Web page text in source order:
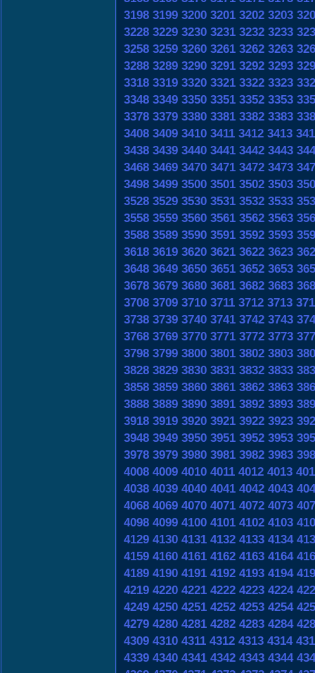
3198 3199 3200 3201 3202 3203
3228 3229 3230 3231 3232 3233
3258 3259 3260 3261 3262 3263
3288 3289 3290 3291 3292 3293
3318 3319 3320 3321 3322 3323
3348 3349 3350 3351 3352 3353
3378 3379 3380 3381 3382 3383
3408 3409 3410 3411 3412 3413
3438 3439 3440 3441 3442 3443
3468 3469 3470 3471 3472 3473
3498 3499 3500 3501 3502 3503
3528 3529 3530 3531 3532 3533
3558 3559 3560 3561 3562 3563
3588 3589 3590 3591 3592 3593
3618 3619 3620 3621 3622 3623
3648 3649 3650 3651 3652 3653
3678 3679 3680 3681 3682 3683
3708 3709 3710 3711 3712 3713
3738 3739 3740 3741 3742 3743
3768 3769 3770 3771 3772 3773
3798 3799 3800 3801 3802 3803
3828 3829 3830 3831 3832 3833
3858 3859 3860 3861 3862 3863
3888 3889 3890 3891 3892 3893
3918 3919 3920 3921 3922 3923
3948 3949 3950 3951 3952 3953
3978 3979 3980 3981 3982 3983
4008 4009 4010 4011 4012 4013
4038 4039 4040 4041 4042 4043
4068 4069 4070 4071 4072 4073
4098 4099 4100 4101 4102 4103
4129 4130 4131 4132 4133 4134
4159 4160 4161 4162 4163 4164
4189 4190 4191 4192 4193 4194
4219 4220 4221 4222 4223 4224
4249 4250 4251 4252 4253 4254
4279 4280 4281 4282 4283 4284
4309 4310 4311 4312 4313 4314
4339 4340 4341 4342 4343 4344